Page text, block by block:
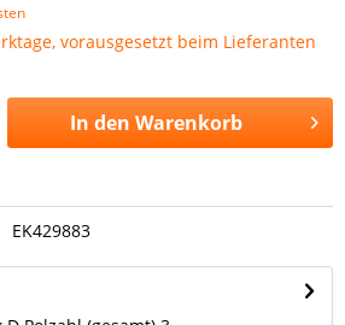
vorausgesetzt beim Lieferanten
In den Warenkorb
EK429883